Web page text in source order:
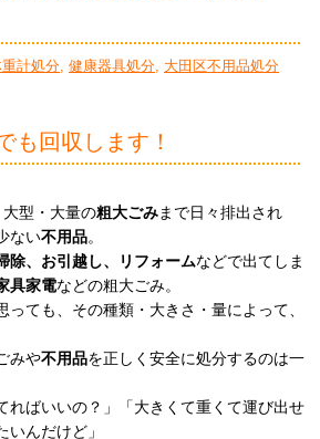
計処分, 健康器具処分, 大田区不用品処分
も回収します！
型・大量の粗大ごみまで日々排出され
ない不用品。
除、お引越し、リフォームなどで出てしま
具家電などの粗大ごみ。
っても、その種類・大きさ・量によって、
みや不用品を正しく安全に処分するのは一
ればいいの？」「大きくて重くて運び出せ
んだけど」